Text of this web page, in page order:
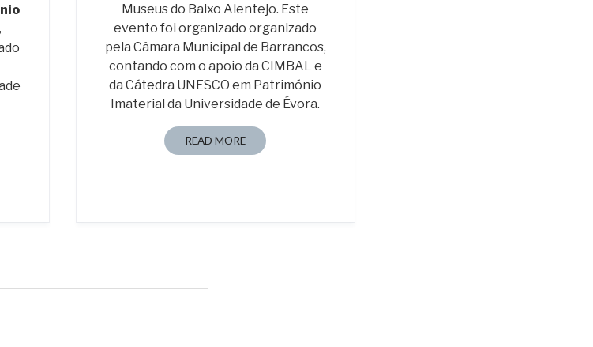
Museus do Baixo Alentejo. Este
evento foi organizado organizado
pela Câmara Municipal de Barrancos,
contando com o apoio da CIMBAL e
da Cátedra UNESCO em Património
Imaterial da Universidade de Évora.
READ MORE